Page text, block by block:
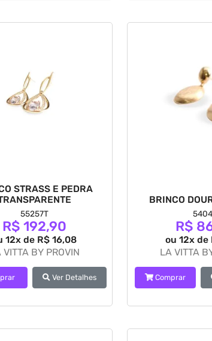
STRASS E PEDRA
55257T
R$ 192,90
12x de R$ 16,08
VITTA BY PROVIN
Ver Detalhes
BRINCO
R$
ou 12x de
LA VITTA
Comprar